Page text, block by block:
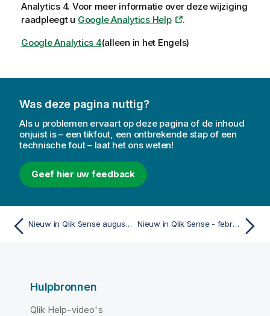
Analytics 4. Voor meer informatie over deze wijziging
raadpleegt u Google Analytics Help
.
Google Analytics 4(alleen in het Engels)
Was deze pagina nuttig?
Als u problemen ervaart op deze pagina of de inhoud
onjuist is – een tikfout, een ontbrekende stap of een
technische fout – laat het ons weten!
Geef hier uw feedback
Nieuw in Qlik Sense augustus 2023 Nieuw in Qlik Sense - februari 2023
Hulpbronnen
Qlik Help-video's